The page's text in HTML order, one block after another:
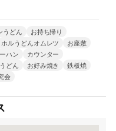
うどん
お持ち帰り
ホルうどんオムレツ
お座敷
ハン
カウンター
どん お好み焼き
鉄板焼
会